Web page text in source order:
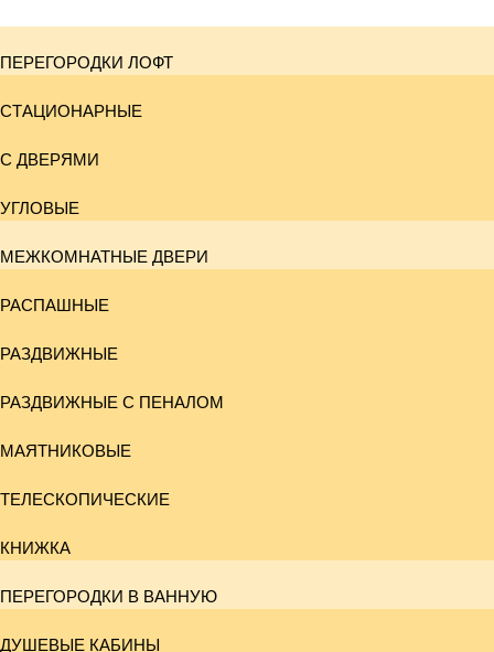
ПЕРЕГОРОДКИ ЛОФТ
СТАЦИОНАРНЫЕ
С ДВЕРЯМИ
УГЛОВЫЕ
МЕЖКОМНАТНЫЕ ДВЕРИ
РАСПАШНЫЕ
РАЗДВИЖНЫЕ
РАЗДВИЖНЫЕ С ПЕНАЛОМ
МАЯТНИКОВЫЕ
ТЕЛЕСКОПИЧЕСКИЕ
КНИЖКА
ПЕРЕГОРОДКИ В ВАННУЮ
ДУШЕВЫЕ КАБИНЫ